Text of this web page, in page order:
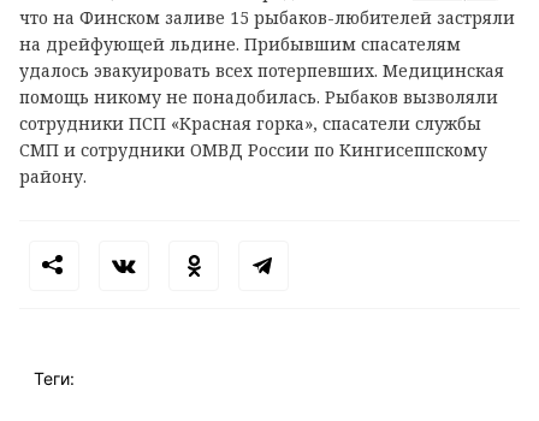
что на Финском заливе 15 рыбаков-любителей застряли
на дрейфующей льдине. Прибывшим спасателям
удалось эвакуировать всех потерпевших. Медицинская
помощь никому не понадобилась. Рыбаков вызволяли
сотрудники ПСП «Красная горка», спасатели службы
СМП и сотрудники ОМВД России по Кингисеппскому
району.
Теги: